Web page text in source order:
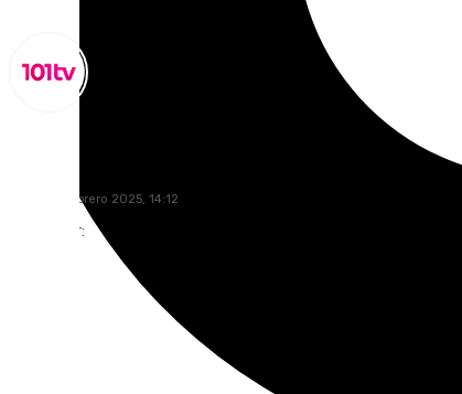
lunes, 10 febrero 2025, 14:12
Compartir: